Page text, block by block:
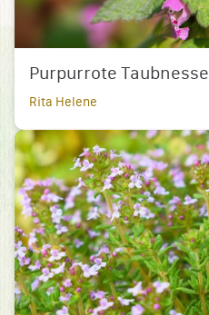
Purpurrote Taubnessel
Rita Helene